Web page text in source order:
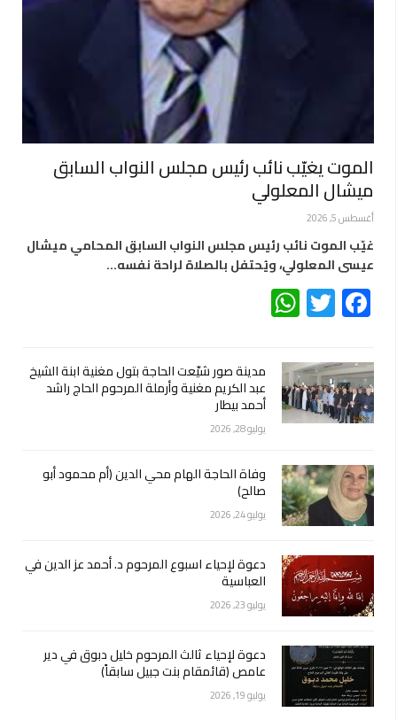
الموت يغيّب نائب رئيس مجلس النواب السابق
ميشال المعلولي
أغسطس 5, 2026
غيّب الموت نائب رئيس مجلس النواب السابق المحامي ميشال
عيسى المعلولي، ويُحتفل بالصلاة لراحة نفسه…
Facebook
Twitter
مدينة صور شيّعت الحاجة بتول مغنية ابنة الشيخ
عبد الكريم مغنية وأرملة المرحوم الحاج راشد
أحمد بيطار
يوليو 28, 2026
وفاة الحاجة الهام محي الدين (أم محمود أبو
صالح)
يوليو 24, 2026
دعوة لإحياء اسبوع المرحوم د. أحمد عز الدين في
العباسية
يوليو 23, 2026
دعوة لإحياء ثالث المرحوم خليل دبوق في دير
عامص (قائمقام بنت جبيل سابقاً)
يوليو 19, 2026